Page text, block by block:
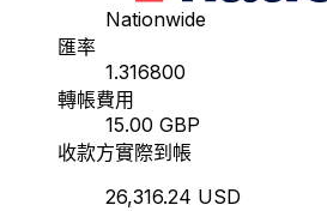
Nationwide
匯率
1.316800
轉帳費用
15.00 GBP
收款方實際到帳
26,316.24 USD